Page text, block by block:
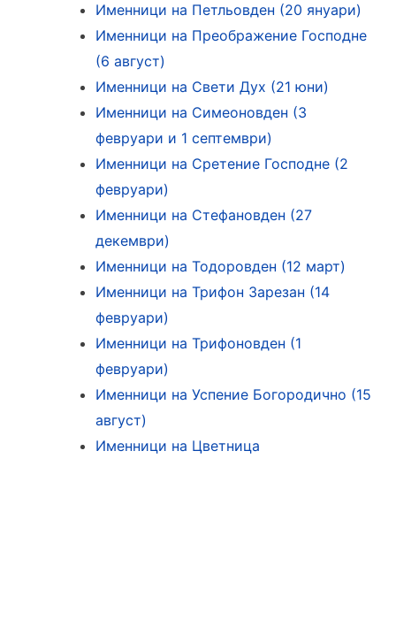
Именници на Петльовден (20 януари)
Именници на Преображение Господне
(6 август)
Именници на Свети Дух (21 юни)
Именници на Симеоновден (3
февруари и 1 септември)
Именници на Сретение Господне (2
февруари)
Именници на Стефановден (27
декември)
Именници на Тодоровден (12 март)
Именници на Трифон Зарезан (14
февруари)
Именници на Трифоновден (1
февруари)
Именници на Успение Богородично (15
август)
Именници на Цветница